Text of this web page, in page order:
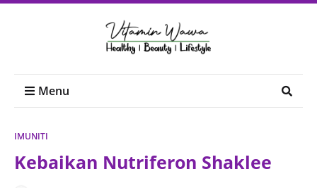
Menu
IMUNITI
Kebaikan Nutriferon Shaklee